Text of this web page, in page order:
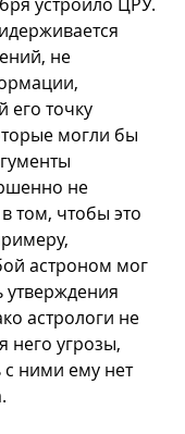
не
точку
могли бы
не
том, чтобы это
астроном мог
утверждения
астрологи не
него угрозы,
с ними ему нет